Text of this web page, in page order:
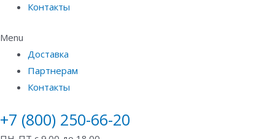
Контакты
Menu
Доставка
Партнерам
Контакты
+7 (800) 250-66-20